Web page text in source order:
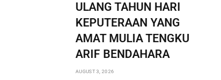
ULANG TAHUN HARI
KEPUTERAAN YANG
AMAT MULIA TENGKU
ARIF BENDAHARA
AUGUST 3, 2026